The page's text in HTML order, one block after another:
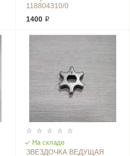
118804310/0
1400 ₽
На складе
ЗВЕЗДОЧКА ВЕДУЩАЯ